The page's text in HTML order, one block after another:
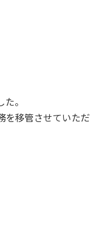
。
を移管させていただ